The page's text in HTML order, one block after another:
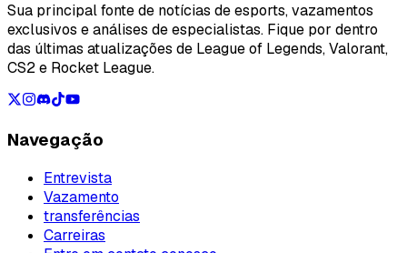
Sua principal fonte de notícias de esports, vazamentos
exclusivos e análises de especialistas. Fique por dentro
das últimas atualizações de League of Legends, Valorant,
CS2 e Rocket League.
Navegação
Entrevista
Vazamento
transferências
Carreiras